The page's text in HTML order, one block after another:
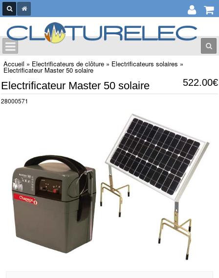
Accueil » Electrificateurs de clôture » Electrificateurs solaires »
Electrificateur Master 50 solaire
522.00€
Electrificateur Master 50 solaire
28000571